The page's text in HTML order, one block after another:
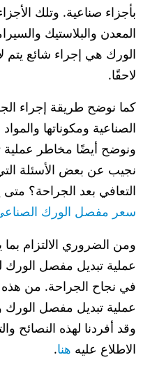
بأجزاء صناعية. وتلك
المعدن والبلاستيك
الورك هي إجراء شائع يتم
لاحقًا.
كما نوضح طريقة إجراء
الصناعية ومكوناتها
ونوضح أيضًا مخاطر
نجيب عن بعض الأسئلة
التعافي بعد الجراحة؟
سعر مفصل الورك
ومن الضروري الالتزام
عملية تبديل مفصل الورك
في نجاح الجراحة. من هذه
عملية تبديل مفصل الورك
وقد أفردنا لهذه النصائح
الاطلاع عليه هنا.